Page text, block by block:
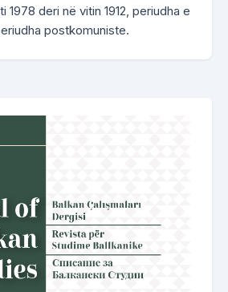
1978 deri në vitin 1912, periudha e
postkomuniste.